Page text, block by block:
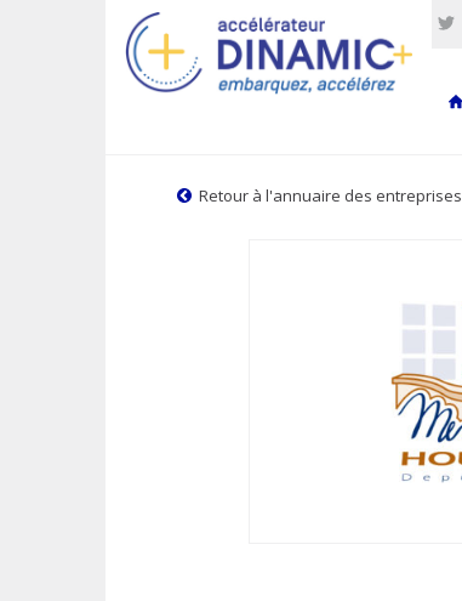
Retour à l'annuaire des entreprises
Cookies management panel